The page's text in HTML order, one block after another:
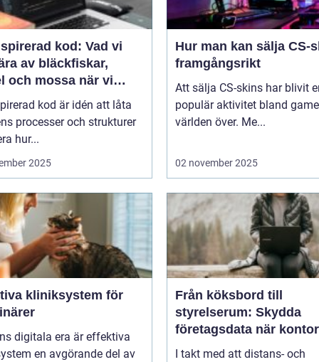
kod: Vad vi
av bläckfiskar,
och mossa när vi
nya system
kod är idén att låta
processer och strukturer
hur...
2025
Hur man kan sälja CS-
framgångsrikt
Att sälja CS-skins har blivit
populär aktivitet bland
världen över. Me...
02 november 2025
kliniksystem för
digitala era är effektiva
en avgörande del av
Från köksbord till
styrelserum: Skydda
företagsdata när
överallt
I takt med att distans- och